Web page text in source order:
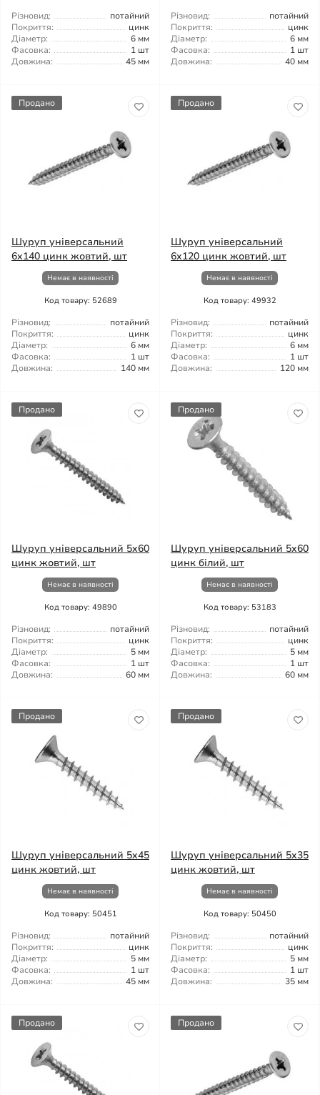
Різновид:
потайний
Покриття:
цинк
Діаметр:
6 мм
Фасовка:
1 шт
Довжина:
45 мм
Різновид:
потайний
Покриття:
цинк
Діаметр:
6 мм
Фасовка:
1 шт
Довжина:
40 мм
Продано
Шуруп універсальний
6x140 цинк жовтий, шт
Немає в наявності
Код товару: 52689
Різновид:
потайний
Покриття:
цинк
Діаметр:
6 мм
Фасовка:
1 шт
Довжина:
140 мм
Продано
Шуруп універсальний
6x120 цинк жовтий, шт
Немає в наявності
Код товару: 49932
Різновид:
потайний
Покриття:
цинк
Діаметр:
6 мм
Фасовка:
1 шт
Довжина:
120 мм
Продано
Шуруп універсальний 5x60
цинк жовтий, шт
Немає в наявності
Код товару: 49890
Різновид:
потайний
Покриття:
цинк
Діаметр:
5 мм
Фасовка:
1 шт
Довжина:
60 мм
Продано
Шуруп універсальний 5x60
цинк білий, шт
Немає в наявності
Код товару: 53183
Різновид:
потайний
Покриття:
цинк
Діаметр:
5 мм
Фасовка:
1 шт
Довжина:
60 мм
Продано
Шуруп універсальний 5x45
цинк жовтий, шт
Немає в наявності
Код товару: 50451
Різновид:
потайний
Покриття:
цинк
Діаметр:
5 мм
Фасовка:
1 шт
Довжина:
45 мм
Продано
Шуруп універсальний 5x35
цинк жовтий, шт
Немає в наявності
Код товару: 50450
Різновид:
потайний
Покриття:
цинк
Діаметр:
5 мм
Фасовка:
1 шт
Довжина:
35 мм
Продано Продано